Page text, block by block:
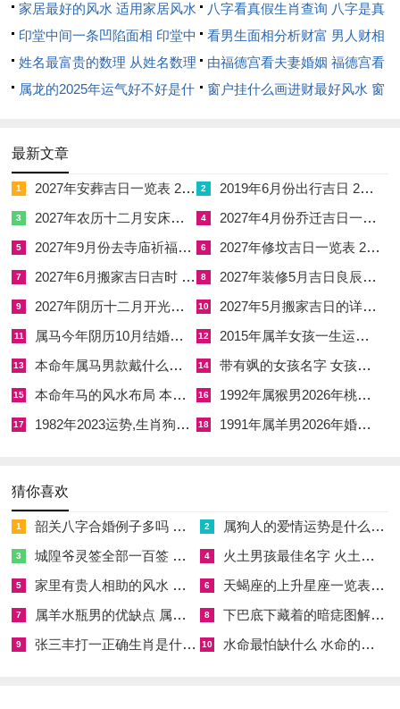
八日皆为黄道吉日，主诸事亨通。尤以十一月三日丙寅日为例，
干支丙寅，火木相生，星宿氐宿主贵人扶持，宜动土开业，则事
业兴隆，财运渐增。若择此日婚嫁，则姻缘和美，夫妻同心。十
支丙子，水火既济，星室宿主家宅安宁，宜搬家入宅，则家庭和
睦，灾厄远离。十一月十八日辛巳日，干支辛巳，金火相制而化
吉，星昴宿主财运亨通，宜投资洽谈，则利益丰盈。十一月二十
三日丙戌日，干支丙戌，火土相生，星***宿主健康平稳，宜求
医问药，则病痛消退。十一月二十八日辛卯日，干支辛卯，金木
相济，星轸宿主人际和谐，宜聚会交友，则贵人相助。然吉日虽
择日原则探微
择吉日之首务，在避冲煞。冲煞主冲突阻碍，宜避之则安。若日
逢午日冲，主健康受损。次则五行相生，木旺生火，火炎克金，
需水调候以平衡。若个人八字喜水，则择壬癸亥子日，主运势顺
遂；若喜木，则择甲乙寅卯日，主生机勃发。再则关注节气，此
月立冬过后，气场转换，若择节气前后三日，气场不稳，易生变
数，故宜避之。尤须留意个人大运流年若流年逢劫财，则忌投资
日；若大运逢正官，则宜求职日。常有命主于此日问卜，吾皆以
位置怎么看
签全部签签词
家居最好的风水 适用家居风水
八字看真假生肖查询 八字是真
还是假
印堂中间一条凹陷面相 印堂中
间有条线沟好不好
看男生面相分析财富 男人财相
从哪里看
姓名最富贵的数理 从姓名数理
看富豪
由福德宫看夫妻婚姻 福德宫看
配偶生肖
属龙的2025年运气好不好是什
2025年属龙人的全年运势
窗户挂什么画进财最好风水 窗
最新文章
1 2027年安葬吉日一览表 2027年12月安葬吉日一览表 2 2019年6月份出行吉日 2027年6月出行吉日一览表
3 2027年农历十二月安床吉日 2027年正月安床吉日吉时查询 4 2027年4月份乔迁吉日一览表 2027年4月乔迁吉日吉时查询
5 2027年9月份去寺庙祈福的日子 2027年5月去寺庙吉日一览表 6 2027年修坟吉日一览表 2027年农历2月修坟吉日一览表
7 2027年6月搬家吉日吉时 2027年农历6月搬家吉日一览表 8 2027年装修5月吉日良辰查询表 2027年农历5月装修吉日一览表
9 2027年阴历十二月开光吉日 2027年12月开光吉日一览表 10 2027年5月搬家吉日的详细解释 2027年5月搬家吉日吉时查询
11 属马今年阴历10月结婚好吗 属马还有几年本命年结婚呢好吗 12 2015年属羊女孩一生运势 2015年属羊女2026年健康运好吗
13 本命年属马男款戴什么财神 本命年属马男士戴什么好一点 14 带有飒的女孩名字 女孩取名字带飒字有什么名字好听
15 本命年马的风水布局 本命年马的佛像怎么摆放 16 1992年属猴男2026年桃花运 1992年属猴男2026年感情运如何
17 1982年2023运势,生肖狗1982年2023运势 18 1991年属羊男2026年婚姻运势 1991年属羊男2026年感情运如何
猜你喜欢
1 韶关八字合婚例子多吗 韶关八字测风水 2 属狗人的爱情运势是什么意思 属狗的人爱情观
3 城隍爷灵签全部一百签 城隍爷灵签解签大全 4 火土男孩最佳名字 火土属性的字男孩名字有哪些
5 家里有贵人相助的风水 家里有贵人是什么意思 6 天蝎座的上升星座一览表 天蝎座的上升星座查询
7 属羊水瓶男的优缺点 属羊水瓶座男生性格爱情观 8 下巴底下藏着的暗痣图解 下巴尖底下有痣代表什么
9 张三丰打一正确生肖是什么意思 张三丰是指什么生肖 10 水命最怕缺什么 水命的人忌什么